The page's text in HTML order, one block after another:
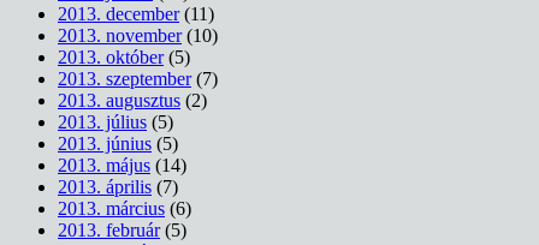
2013. december(11)
2013. november(10)
2013. október(5)
2013. szeptember(7)
2013. augusztus (2)
2013. július (5)
2013. június (5)
2013. május (14)
2013. április (7)
2013. március (6)
2013. február(5)